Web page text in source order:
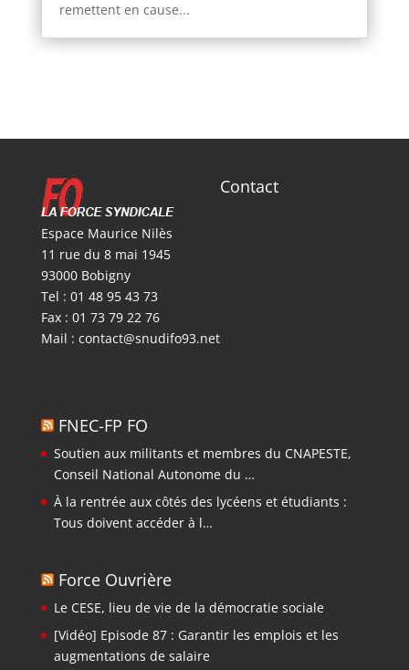
remettent en cause...
Espace Maurice Nilès
11 rue du 8 mai 1945
93000 Bobigny
Tel : 01 48 95 43 73
Fax : 01 73 79 22 76
Mail : contact@snudifo93.net
Contact
FNEC-FP FO
Soutien aux militants et membres du CNAPESTE,
Conseil National Autonome du …
À la rentrée aux côtés des lycéens et étudiants :
Tous doivent accéder à l…
Force Ouvrière
Le CESE, lieu de vie de la démocratie sociale
[Vidéo] Episode 87 : Garantir les emplois et les
augmentations de salaire